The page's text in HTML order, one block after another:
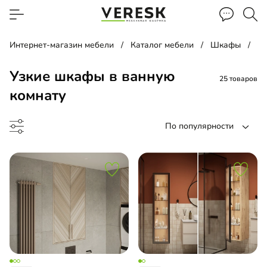
Интернет-магазин мебели Каталог мебели Шкафы
Узкие шкафы в ванную
комнату
25 товаров
По популярности
инсталляцией